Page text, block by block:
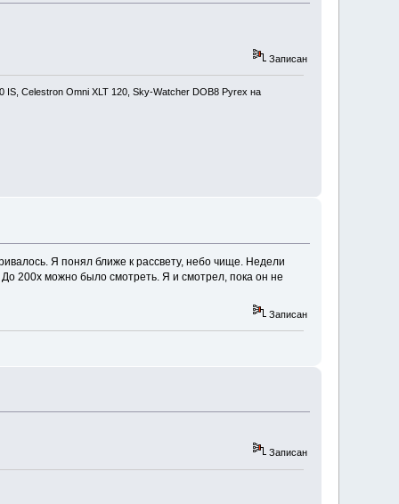
Записан
Celestron Omni XLT 120, Sky-Watcher DOB8 Pyrex на
Я понял ближе к рассвету, небо чище. Недели
200х можно было смотреть. Я и смотрел, пока он не
Записан
Записан